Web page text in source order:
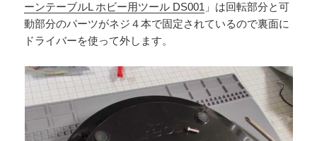
ーンテーブルL ホビー用ツール DS001 」は回転部分と可
動部分のパーツがネジ４本で固定されているので裏面に
ドライバーを使って外します。